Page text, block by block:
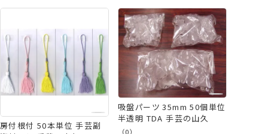
コポス可 手芸の山久
房付根付 50本単位 手芸副
吸盤パーツ 35mm 50個単位
半透明 TDA 手芸の山久
（0）